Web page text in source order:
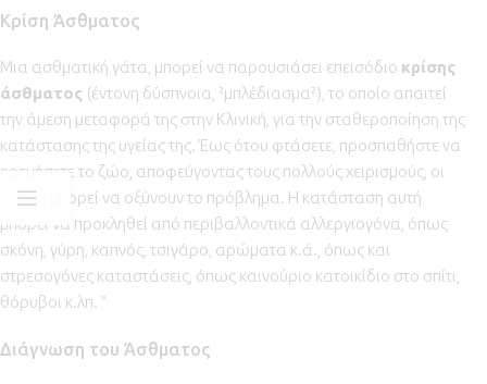
Κρίση Άσθματος
Μια ασθματική γάτα, μπορεί να παρουσιάσει επεισόδιο κρίσης
άσθματος (έντονη δύσπνοια, ²μπλέδιασμα²), το οποίο απαιτεί
την άμεση μεταφορά της στην Κλινική, για την σταθεροποίηση της
κατάστασης της υγείας της. Έως ότου φτάσετε, προσπαθήστε να
ηρεμήσετε το ζώο, αποφεύγοντας τους πολλούς χειρισμούς, οι
οποίοι μπορεί να οξύνουν το πρόβλημα. Η κατάσταση αυτή
μπορεί να προκληθεί από περιβαλλοντικά αλλεργιογόνα, όπως
σκόνη, γύρη, καπνός, τσιγάρο, αρώματα κ.ά., όπως και
στρεσογόνες καταστάσεις, όπως καινούριο κατοικίδιο στο σπίτι,
θόρυβοι κ.λπ. ”
Διάγνωση του Άσθματος